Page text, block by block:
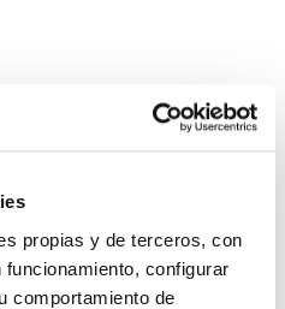
propias y de terceros, con
configurar
comportamiento de
un menú de 10!